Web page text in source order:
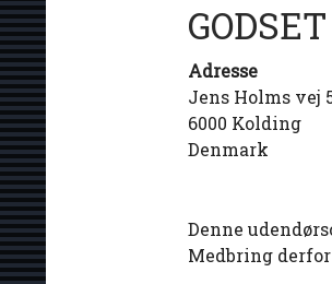
Adresse
Jens Holms vej
6000 Kolding
Denmark
Denne
Medbring